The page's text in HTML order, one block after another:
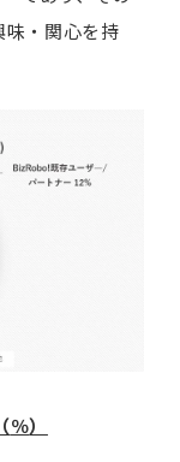
・関心を持
％）